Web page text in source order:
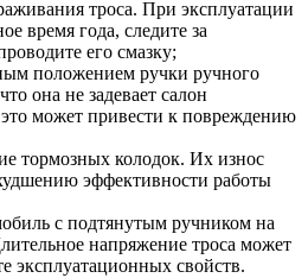
троса. При эксплуатации
время года, следите за
его смазку;
положением ручки ручного
она не задевает салон
это может привести к повреждению
тормозных колодок. Их износ
эффективности работы
с подтянутым ручником на
напряжение троса может
эксплуатационных свойств.